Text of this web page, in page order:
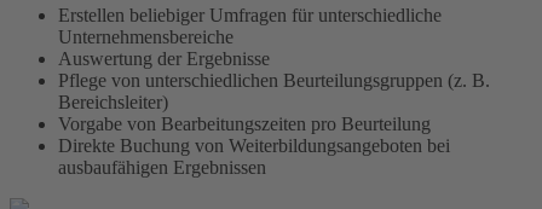
Erstellen beliebiger Umfragen für unterschiedliche
Unternehmensbereiche
Auswertung der Ergebnisse
Pflege von unterschiedlichen Beurteilungsgruppen (z. B.
Bereichsleiter)
Vorgabe von Bearbeitungszeiten pro Beurteilung
Direkte Buchung von Weiterbildungsangeboten bei
ausbaufähigen Ergebnissen